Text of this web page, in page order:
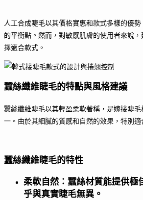
人工合成睫毛以其價格實惠和款式多樣的優
的平衡點。然而，對敏感肌膚的使用者來說
擇適合款式。
蠶絲纖維睫毛的特點與風格建議
蠶絲纖維睫毛以其輕盈柔軟著稱，是嫁接睫
一。由於其細膩的質感和自然的效果，特別適
蠶絲纖維睫毛的特性
柔軟自然：蠶絲材質能提供極
乎與真實睫毛無異。